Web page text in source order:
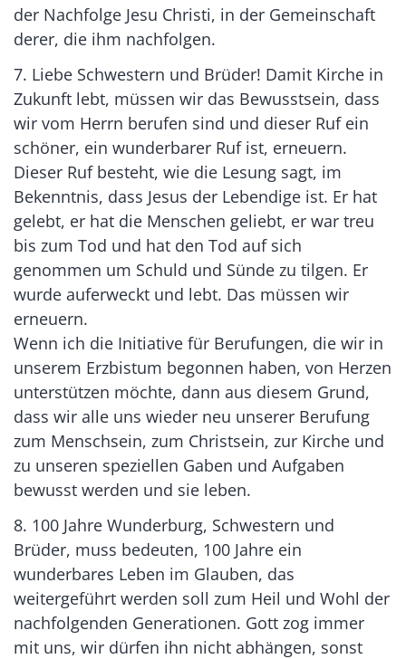
der Nachfolge Jesu Christi, in der Gemeinschaft
derer, die ihm nachfolgen.
7. Liebe Schwestern und Brüder! Damit Kirche in
Zukunft lebt, müssen wir das Bewusstsein, dass
wir vom Herrn berufen sind und dieser Ruf ein
schöner, ein wunderbarer Ruf ist, erneuern.
Dieser Ruf besteht, wie die Lesung sagt, im
Bekenntnis, dass Jesus der Lebendige ist. Er hat
gelebt, er hat die Menschen geliebt, er war treu
bis zum Tod und hat den Tod auf sich
genommen um Schuld und Sünde zu tilgen. Er
wurde auferweckt und lebt. Das müssen wir
erneuern.
Wenn ich die Initiative für Berufungen, die wir in
unserem Erzbistum begonnen haben, von Herzen
unterstützen möchte, dann aus diesem Grund,
dass wir alle uns wieder neu unserer Berufung
zum Menschsein, zum Christsein, zur Kirche und
zu unseren speziellen Gaben und Aufgaben
bewusst werden und sie leben.
8. 100 Jahre Wunderburg, Schwestern und
Brüder, muss bedeuten, 100 Jahre ein
wunderbares Leben im Glauben, das
weitergeführt werden soll zum Heil und Wohl der
nachfolgenden Generationen. Gott zog immer
mit uns, wir dürfen ihn nicht abhängen, sonst